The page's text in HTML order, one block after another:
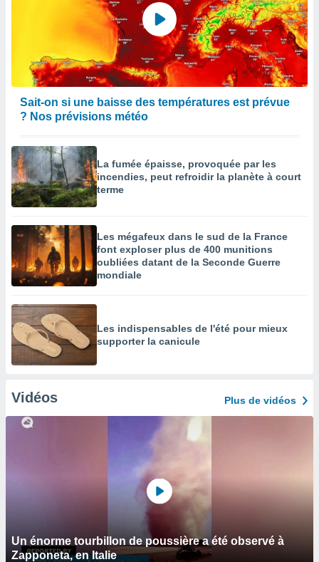
Sait-on si une baisse des températures est prévue
? Nos prévisions météo
La fumée épaisse, provoquée par les
incendies, peut refroidir la planète à court
terme
Les mégafeux dans le sud de la France
font exploser plus de 400 munitions
oubliées datant de la Seconde Guerre
mondiale
Les indispensables de l'été pour mieux
supporter la canicule
Vidéos Plus de vidéos
Un énorme tourbillon de poussière a été observé à
Zapponeta, en Italie